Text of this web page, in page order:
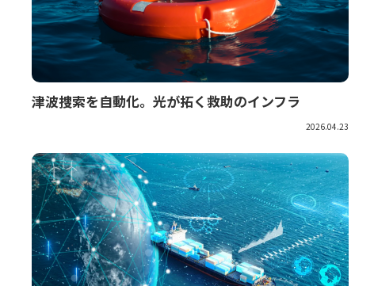
津波捜索を自動化。光が拓く救助のインフラ
2026.04.23